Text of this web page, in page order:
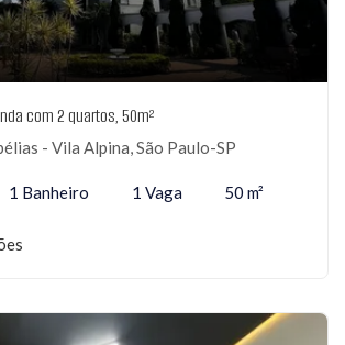
com 2 quartos, 50m²
- Vila Alpina, São Paulo-SP
1 Banheiro 1 Vaga 50 m²